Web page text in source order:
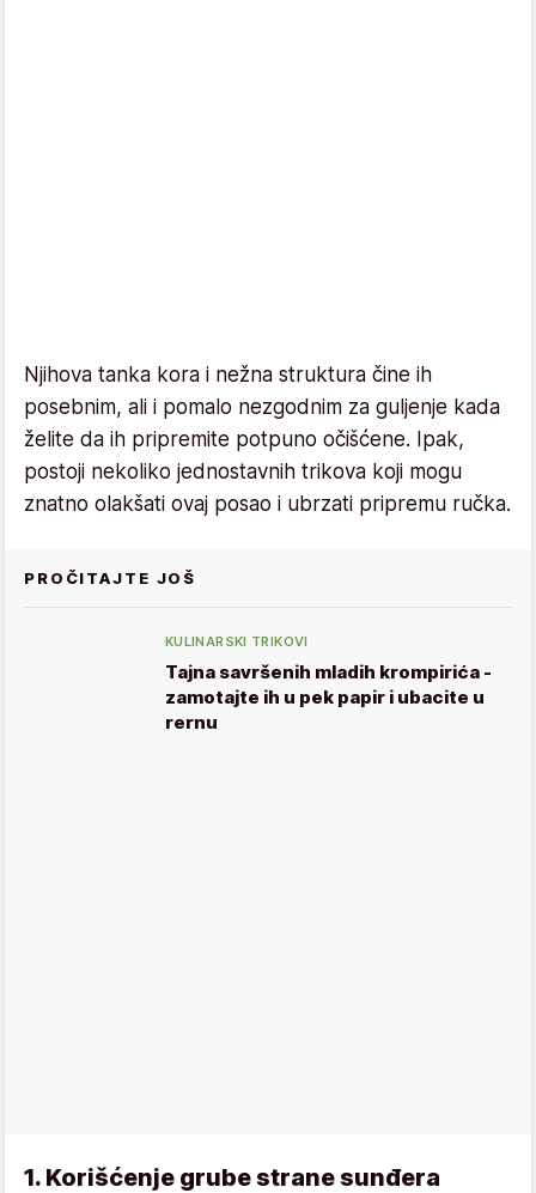
Njihova tanka kora i nežna struktura čine ih
posebnim, ali i pomalo nezgodnim za guljenje kada
želite da ih pripremite potpuno očišćene. Ipak,
postoji nekoliko jednostavnih trikova koji mogu
znatno olakšati ovaj posao i ubrzati pripremu ručka.
PROČITAJTE JOŠ
KULINARSKI TRIKOVI
Tajna savršenih mladih krompirića -
zamotajte ih u pek papir i ubacite u
rernu
1. Korišćenje grube strane sunđera